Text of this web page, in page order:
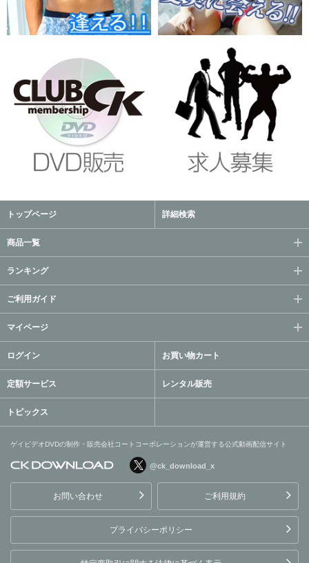
トップページ 詳細検索
商品一覧
ランキング
ご利用ガイド
マイページ
ログイン お買い物カート
定額サービス レンタル販売
トピックス
ゲイビデオDVDの制作・販売会社コートコーポレーションが運営する公式動画配信サイト
ョンが運営する公式動画配
信サイト
@ck_download_x
お問い合わせ ご利用規約
プライバシーポリシー